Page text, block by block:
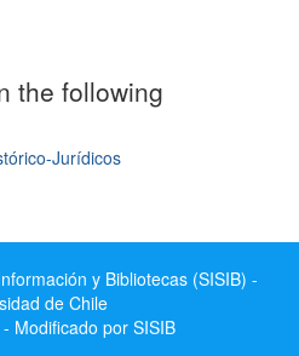
the following
Jurídicos
y Bibliotecas (SISIB) -
de Chile
Modificado por SISIB